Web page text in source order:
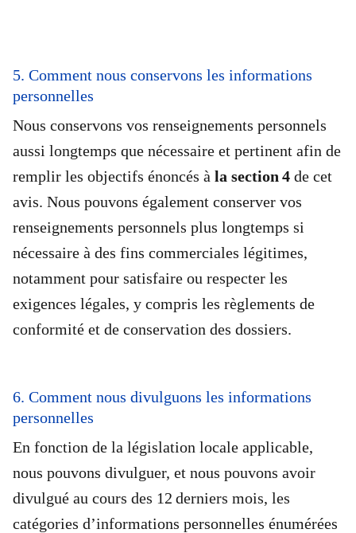
5. Comment nous conservons les informations
personnelles
Nous conservons vos renseignements personnels
aussi longtemps que nécessaire et pertinent afin de
remplir les objectifs énoncés à la section 4 de cet
avis. Nous pouvons également conserver vos
renseignements personnels plus longtemps si
nécessaire à des fins commerciales légitimes,
notamment pour satisfaire ou respecter les
exigences légales, y compris les règlements de
conformité et de conservation des dossiers.
6. Comment nous divulguons les informations
personnelles
En fonction de la législation locale applicable,
nous pouvons divulguer, et nous pouvons avoir
divulgué au cours des 12 derniers mois, les
catégories d’informations personnelles énumérées